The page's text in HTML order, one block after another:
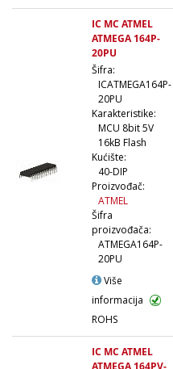
IC MC ATMEL
ATMEGA 164P-
20PU
Šifra:
ICATMEGA164P-
20PU
Karakteristike:
MCU 8bit 5V
16kB Flash
Kućište:
40-DIP
Proizvođač:
ATMEL
Šifra
proizvođača:
ATMEGA164P-
20PU
Više
informacija
ROHS
IC MC ATMEL
ATMEGA 164PV-